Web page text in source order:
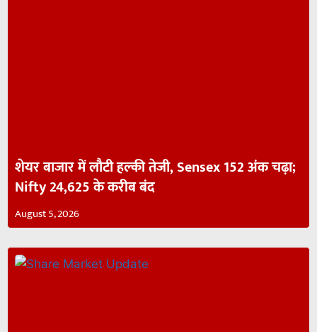
शेयर बाजार में लौटी हल्की तेजी, Sensex 152 अंक चढ़ा;
Nifty 24,625 के करीब बंद
August 5, 2026